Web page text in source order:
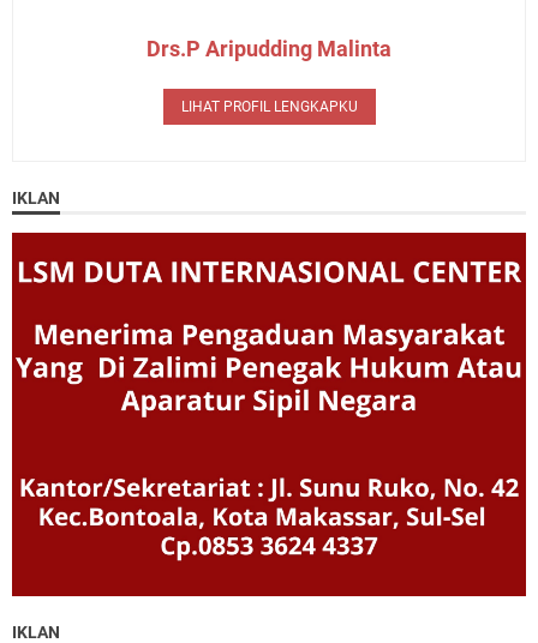
Drs.P Aripudding Malinta
LIHAT PROFIL LENGKAPKU
IKLAN
IKLAN